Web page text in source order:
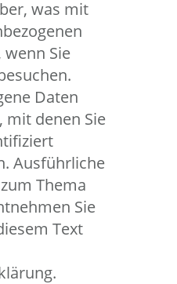
was mit
Sie
Daten
mit denen Sie
Ausführliche
Thema
Sie
Text